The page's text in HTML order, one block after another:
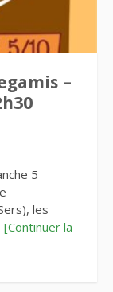
–
5
les
[Continuer la